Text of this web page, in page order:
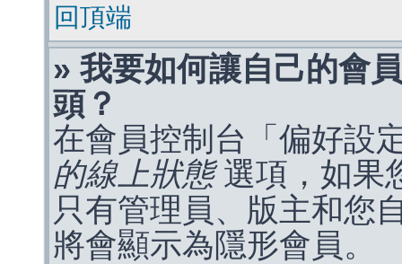
回頂端
» 我要如何讓自己的會
頭？
在會員控制台「偏好設
的線上狀態選項，如果
只有管理員、版主和您
將會顯示為隱形會員。